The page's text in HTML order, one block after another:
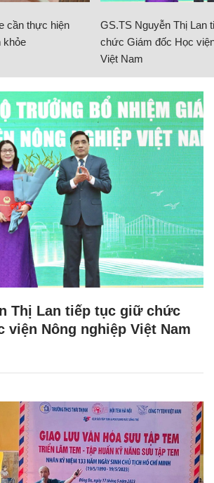
cần thực hiện
khỏe
GS.TS Nguyễn Thị Lan
chức Giám đốc Học
Việt Nam
Thị Lan tiếp tục giữ chức
viện Nông nghiệp Việt Nam